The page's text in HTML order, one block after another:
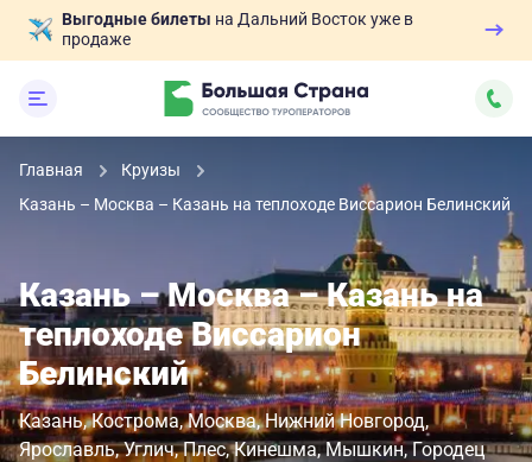
Выгодные билеты на Дальний Восток уже в
продаже
Главная
Круизы
Казань – Москва – Казань на теплоходе Виссарион Белинский
Казань – Москва – Казань на
теплоходе Виссарион
Белинский
Казань Кострома Москва Нижний Новгород
Ярославль Углич Плес Кинешма Мышкин Городец